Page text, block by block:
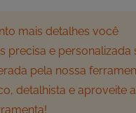
mais detalhes você
precisa e personalizada
pela nossa
detalhista e aproveite